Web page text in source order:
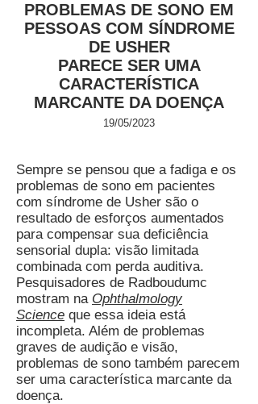
PROBLEMAS DE SONO EM
PESSOAS COM SÍNDROME
DE USHER
PARECE SER UMA
CARACTERÍSTICA
MARCANTE DA DOENÇA
19/05/2023
Sempre se pensou que a fadiga e os
problemas de sono em pacientes
com síndrome de Usher são o
resultado de esforços aumentados
para compensar sua deficiência
sensorial dupla: visão limitada
combinada com perda auditiva.
Pesquisadores de Radboudumc
mostram na Ophthalmology
Science que essa ideia está
incompleta. Além de problemas
graves de audição e visão,
problemas de sono também parecem
ser uma característica marcante da
doença.